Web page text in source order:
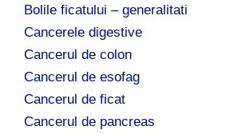
Bolile ficatului – generalitati
Cancerele digestive
Cancerul de colon
Cancerul de esofag
Cancerul de ficat
Cancerul de pancreas